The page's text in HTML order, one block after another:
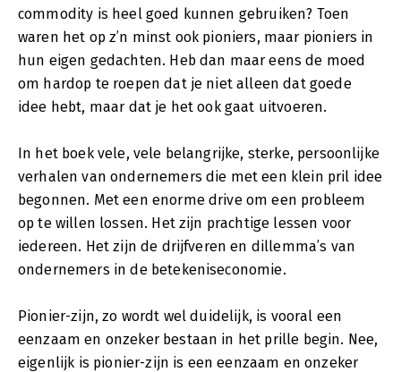
commodity is heel goed kunnen gebruiken? Toen
waren het op z’n minst ook pioniers, maar pioniers in
hun eigen gedachten. Heb dan maar eens de moed
om hardop te roepen dat je niet alleen dat goede
idee hebt, maar dat je het ook gaat uitvoeren.
In het boek vele, vele belangrijke, sterke, persoonlijke
verhalen van ondernemers die met een klein pril idee
begonnen. Met een enorme drive om een probleem
op te willen lossen. Het zijn prachtige lessen voor
iedereen. Het zijn de drijfveren en dillemma’s van
ondernemers in de betekeniseconomie.
Pionier-zijn, zo wordt wel duidelijk, is vooral een
eenzaam en onzeker bestaan in het prille begin. Nee,
eigenlijk is pionier-zijn is een eenzaam en onzeker